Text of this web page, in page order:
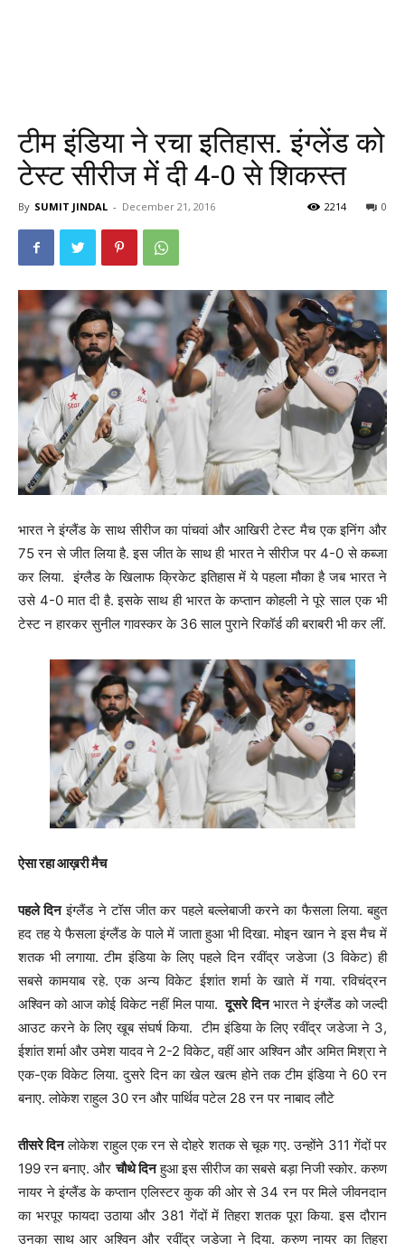
टीम इंडिया ने रचा इतिहास. इंग्लेंड को
टेस्ट सीरीज में दी 4-0 से शिकस्त
By SUMIT JINDAL - December 21, 2016 0
2214
भारत ने इंग्लैंड के साथ सीरीज का पांचवां और आखिरी टेस्ट मैच एक इनिंग और
75 रन से जीत लिया है. इस जीत के साथ ही भारत ने सीरीज पर 4-0 से कब्जा
कर लिया. इंग्लैड के खिलाफ क्रिकेट इतिहास में ये पहला मौका है जब भारत ने
उसे 4-0 मात दी है. इसके साथ ही भारत के कप्तान कोहली ने पूरे साल एक भी
टेस्ट न हारकर सुनील गावस्कर के 36 साल पुराने रिकॉर्ड की बराबरी भी कर लीं.
ऐसा रहा आख़री मैच
पहले दिनइंग्लैंड ने टॉस जीत कर पहले बल्लेबाजी करने का फैसला लिया. बहुत
हद तह ये फैसला इंग्लैंड के पाले में जाता हुआ भी दिखा. मोइन खान ने इस मैच में
शतक भी लगाया. टीम इंडिया के लिए पहले दिन रवींद्र जडेजा (3 विकेट) ही
सबसे कामयाब रहे. एक अन्‍य विकेट ईशांत शर्मा के खाते में गया. रविचंद्रन
अश्विन को आज कोई विकेट नहीं मिल पाया. दूसरे दिनभारत ने इंग्लैंड को जल्दी
आउट करने के लिए खूब संघर्ष किया. टीम इंडिया के लिए रवींद्र जडेजा ने 3,
ईशांत शर्मा और उमेश यादव ने 2-2 विकेट, वहीं आर अश्विन और अमित मिश्रा ने
एक-एक विकेट लिया. दुसरे दिन का खेल खत्म होने तक टीम इंडिया ने 60 रन
बनाए. लोकेश राहुल 30 रन और पार्थिव पटेल 28 रन पर नाबाद लौटे
तीसरे दिनलोकेश राहुल एक रन से दोहरे शतक से चूक गए. उन्होंने 311 गेंदों पर
199 रन बनाए. औरचौथे दिनहुआ इस सीरीज का सबसे बड़ा निजी स्कोर. करुण
नायर ने इंग्लैंड के कप्तान एलिस्टर कुक की ओर से 34 रन पर मिले जीवनदान
का भरपूर फायदा उठाया और 381 गेंदों में तिहरा शतक पूरा किया. इस दौरान
उनका साथ आर अश्विन और रवींद्र जडेजा ने दिया. करुण नायर का तिहरा